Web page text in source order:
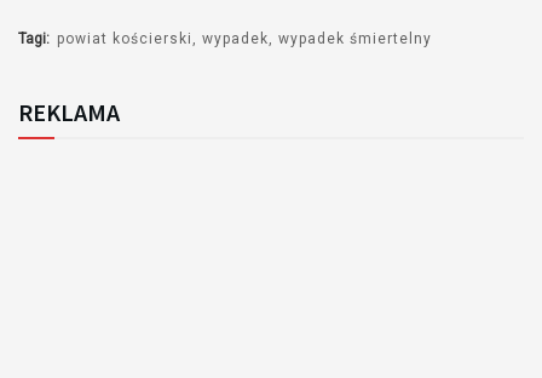
Tagi: powiat kościerski wypadek wypadek śmiertelny
REKLAMA